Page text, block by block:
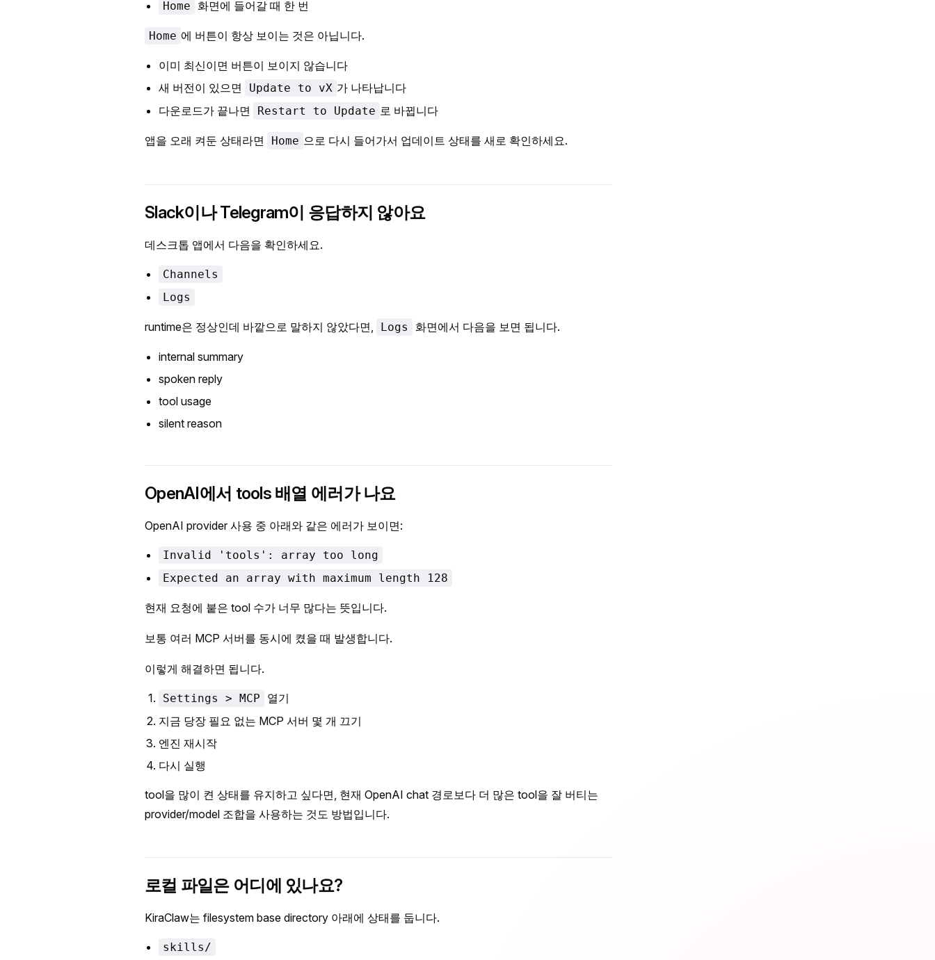
Home 화면에 들어갈 때 한 번
Home 에 버튼이 항상 보이는 것은 아닙니다.
이미 최신이면 버튼이 보이지 않습니다
새 버전이 있으면
Update to vX 가 나타납니다
다운로드가 끝나면
Restart to Update 로 바뀝니다
앱을 오래 켜둔 상태라면 Home 으로 다시 들어가서 업데이트 상태를 새로 확인하세요.
Slack이나 Telegram이 응답하지 않아요
데스크톱 앱에서 다음을 확인하세요.
Channels
Logs
runtime은 정상인데 바깥으로 말하지 않았다면, Logs 화면에서 다음을 보면 됩니다.
internal summary
spoken reply
tool usage
silent reason
OpenAI에서 tools 배열 에러가 나요
OpenAI provider 사용 중 아래와 같은 에러가 보이면:
Invalid 'tools': array too long
Expected an array with maximum length 128
현재 요청에 붙은 tool 수가 너무 많다는 뜻입니다.
보통 여러 MCP 서버를 동시에 켰을 때 발생합니다.
이렇게 해결하면 됩니다.
Settings > MCP
열기
지금 당장 필요 없는 MCP 서버 몇 개 끄기
엔진 재시작
다시 실행
tool을 많이 켠 상태를 유지하고 싶다면, 현재 OpenAI chat 경로보다 더 많은 tool을 잘 버티는
provider/model 조합을 사용하는 것도 방법입니다.
로컬 파일은 어디에 있나요?
KiraClaw는 filesystem base directory 아래에 상태를 둡니다.
skills/